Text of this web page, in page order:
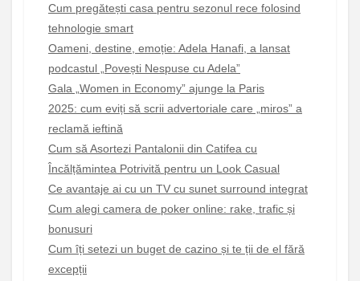
Cum pregătești casa pentru sezonul rece folosind
tehnologie smart
Oameni, destine, emoție: Adela Hanafi, a lansat
podcastul „Povești Nespuse cu Adela”
Gala „Women in Economy” ajunge la Paris
2025: cum eviți să scrii advertoriale care „miros” a
reclamă ieftină
Cum să Asortezi Pantalonii din Catifea cu
Încălțămintea Potrivită pentru un Look Casual
Ce avantaje ai cu un TV cu sunet surround integrat
Cum alegi camera de poker online: rake, trafic și
bonusuri
Cum îți setezi un buget de cazino și te ții de el fără
excepții